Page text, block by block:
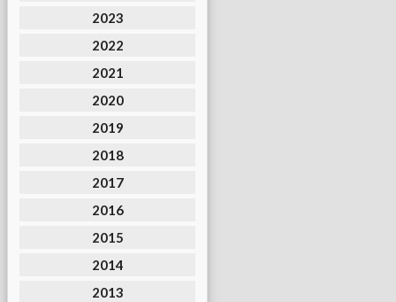
2023
2022
2021
2020
2019
2018
2017
2016
2015
2014
2013